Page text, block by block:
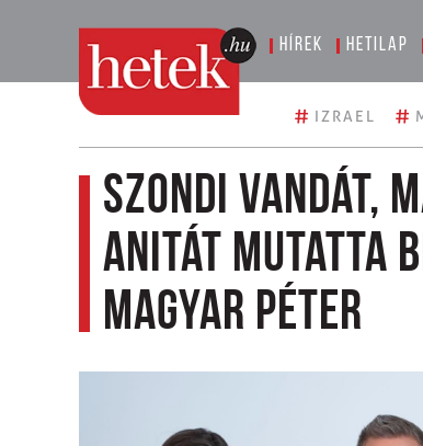
Hírek Hetilap
# IZRAEL #
Szondi Vandát,
Anitát mutatta
Magyar Péter